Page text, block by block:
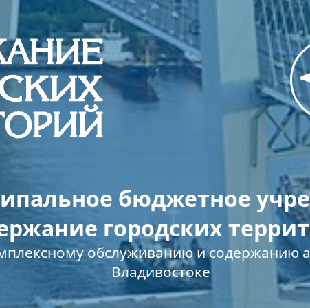
бюджетное
городских
обслуживанию и содержанию
Владивостоке